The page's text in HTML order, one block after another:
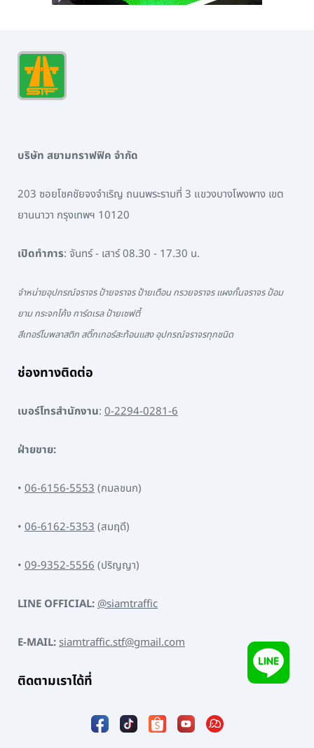
บริษัท สยามทราฟฟิค จำกัด
203 ซอยโชคชัยจงจำเริญ ถนนพระรามที่ 3 แขวงบางโพงพาง เขต
ยานนาวา กรุงเทพฯ 10120
เปิดทำการ: จันทร์ - เสาร์ 08.30 - 17.30 น.
จำหน่ายอุปกรณ์จราจร ป้ายจราจร ป้ายเตือน กรวยจราจร แผงกั้นจราจร ป้อม
ยาม กระจกโค้ง การ์ดเรล ป้ายเซฟตี้
สีเทอร์โมพลาสติก สติ๊กเกอร์สะท้อนแสง อุปกรณ์จราจรทุกชนิด
ช่องทางติดต่อ
เบอร์โทรสำนักงาน: 0-2294-0281-6
ฝ่ายขาย:
• 06-6156-5553(กมลชนก)
• 06-6162-5353(สมฤดี)
• 09-9352-5556(ปริญญา)
LINE OFFICIAL:@siamtraffic
E-MAIL:siamtraffic.stf@gmail.com
ติดตามเราได้ที่